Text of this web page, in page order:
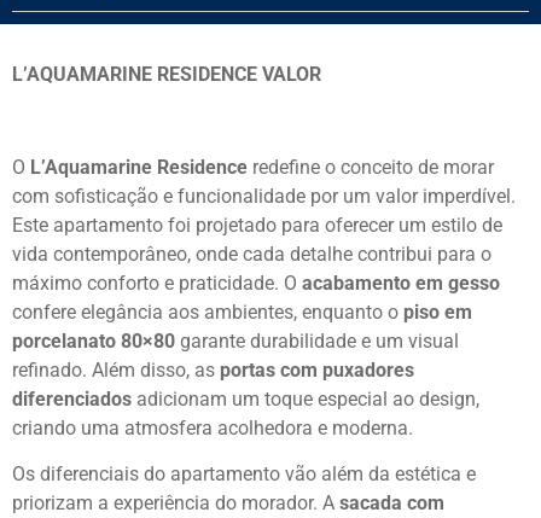
L’AQUAMARINE RESIDENCE VALOR
O L’Aquamarine Residence redefine o conceito de morar
com sofisticação e funcionalidade por um valor imperdível.
Este apartamento foi projetado para oferecer um estilo de
vida contemporâneo, onde cada detalhe contribui para o
máximo conforto e praticidade. O acabamento em gesso
confere elegância aos ambientes, enquanto o piso em
porcelanato 80×80 garante durabilidade e um visual
refinado. Além disso, as portas com puxadores
diferenciados adicionam um toque especial ao design,
criando uma atmosfera acolhedora e moderna.
Os diferenciais do apartamento vão além da estética e
priorizam a experiência do morador. A sacada com